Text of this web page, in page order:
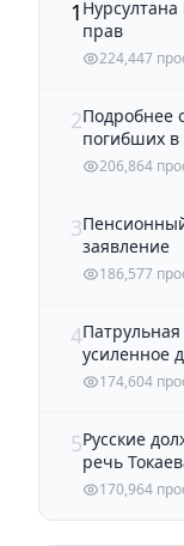
1
прав
224,447
2Подробнее
погибших в
206,864
3
заявление
186,577
4
усиленное
174,604
5Русские
речь
170,964